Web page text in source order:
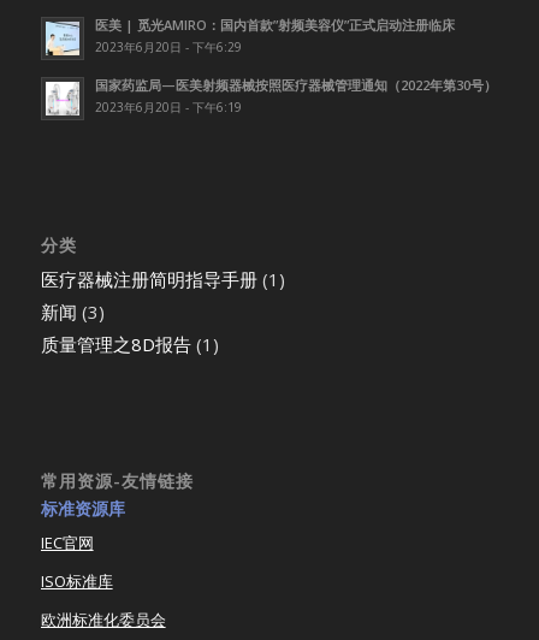
医美 | 觅光AMIRO：国内首款”射频美容仪”正式启动注册临床
2023年6月20日 - 下午6:29
国家药监局—医美射频器械按照医疗器械管理通知（2022年第30号）
2023年6月20日 - 下午6:19
分类
医疗器械注册简明指导手册(1)
新闻 (3)
质量管理之8D报告(1)
常用资源-友情链接
标准资源库
IEC官网
ISO标准库
欧洲标准化委员会